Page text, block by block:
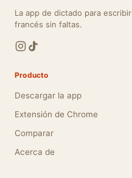
La app de dictado para escribir
francés sin faltas.
Producto
Descargar la app
Extensión de Chrome
Comparar
Acerca de